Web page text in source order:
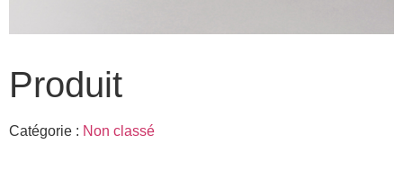
Produit
Catégorie : Non classé